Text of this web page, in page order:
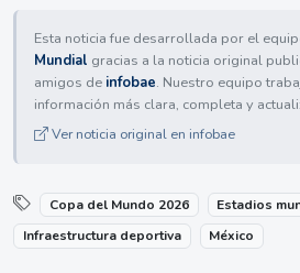
Esta noticia fue desarrollada por el
Mundial gracias a la noticia original
amigos de infobae. Nuestro equipo
información más clara, completa y
Ver noticia original en infobae
Copa del Mundo 2026 Estadios
Infraestructura deportiva
México